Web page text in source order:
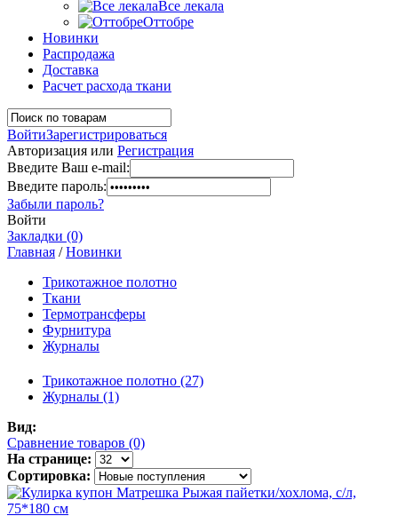
Все лекала
Оттобре
Новинки
Распродажа
Доставка
Расчет расхода ткани
ВойтиЗарегистрироваться
Авторизация или Регистрация
Введите Ваш e-mail:
Введите пароль:
Забыли пароль?
Войти
Закладки (0)
Главная /Новинки
Трикотажное полотно
Ткани
Термотрансферы
Фурнитура
Журналы
Трикотажное полотно (27)
Журналы (1)
Вид:
Сравнение товаров (0)
На странице:
Сортировка: